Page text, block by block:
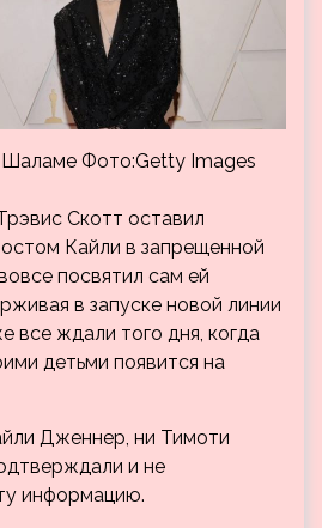
Фото:Getty Images
Скотт оставил
Кайли в запрещенной
посвятил сам ей
в запуске новой линии
все ждали того дня, когда
детьми появится на
Дженнер, ни Тимоти
и не
информацию.